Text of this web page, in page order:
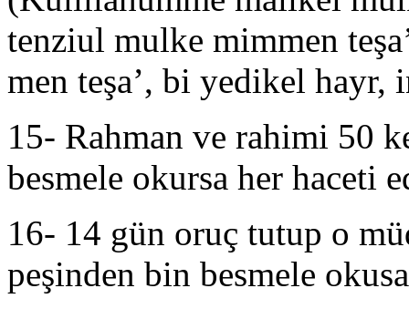
tenziul mulke mimmen
men teşa’, bi yedikel hayr,
15- Rahman ve rahimi 50
besmele okursa her haceti
16- 14 gün oruç tutup o
peşinden bin besmele